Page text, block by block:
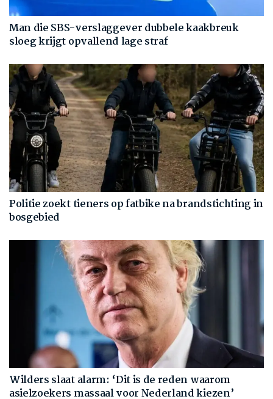
Man die SBS-verslaggever dubbele kaakbreuk
sloeg krijgt opvallend lage straf
Politie zoekt tieners op fatbike na brandstichting in
bosgebied
Wilders slaat alarm: ‘Dit is de reden waarom
asielzoekers massaal voor Nederland kiezen’